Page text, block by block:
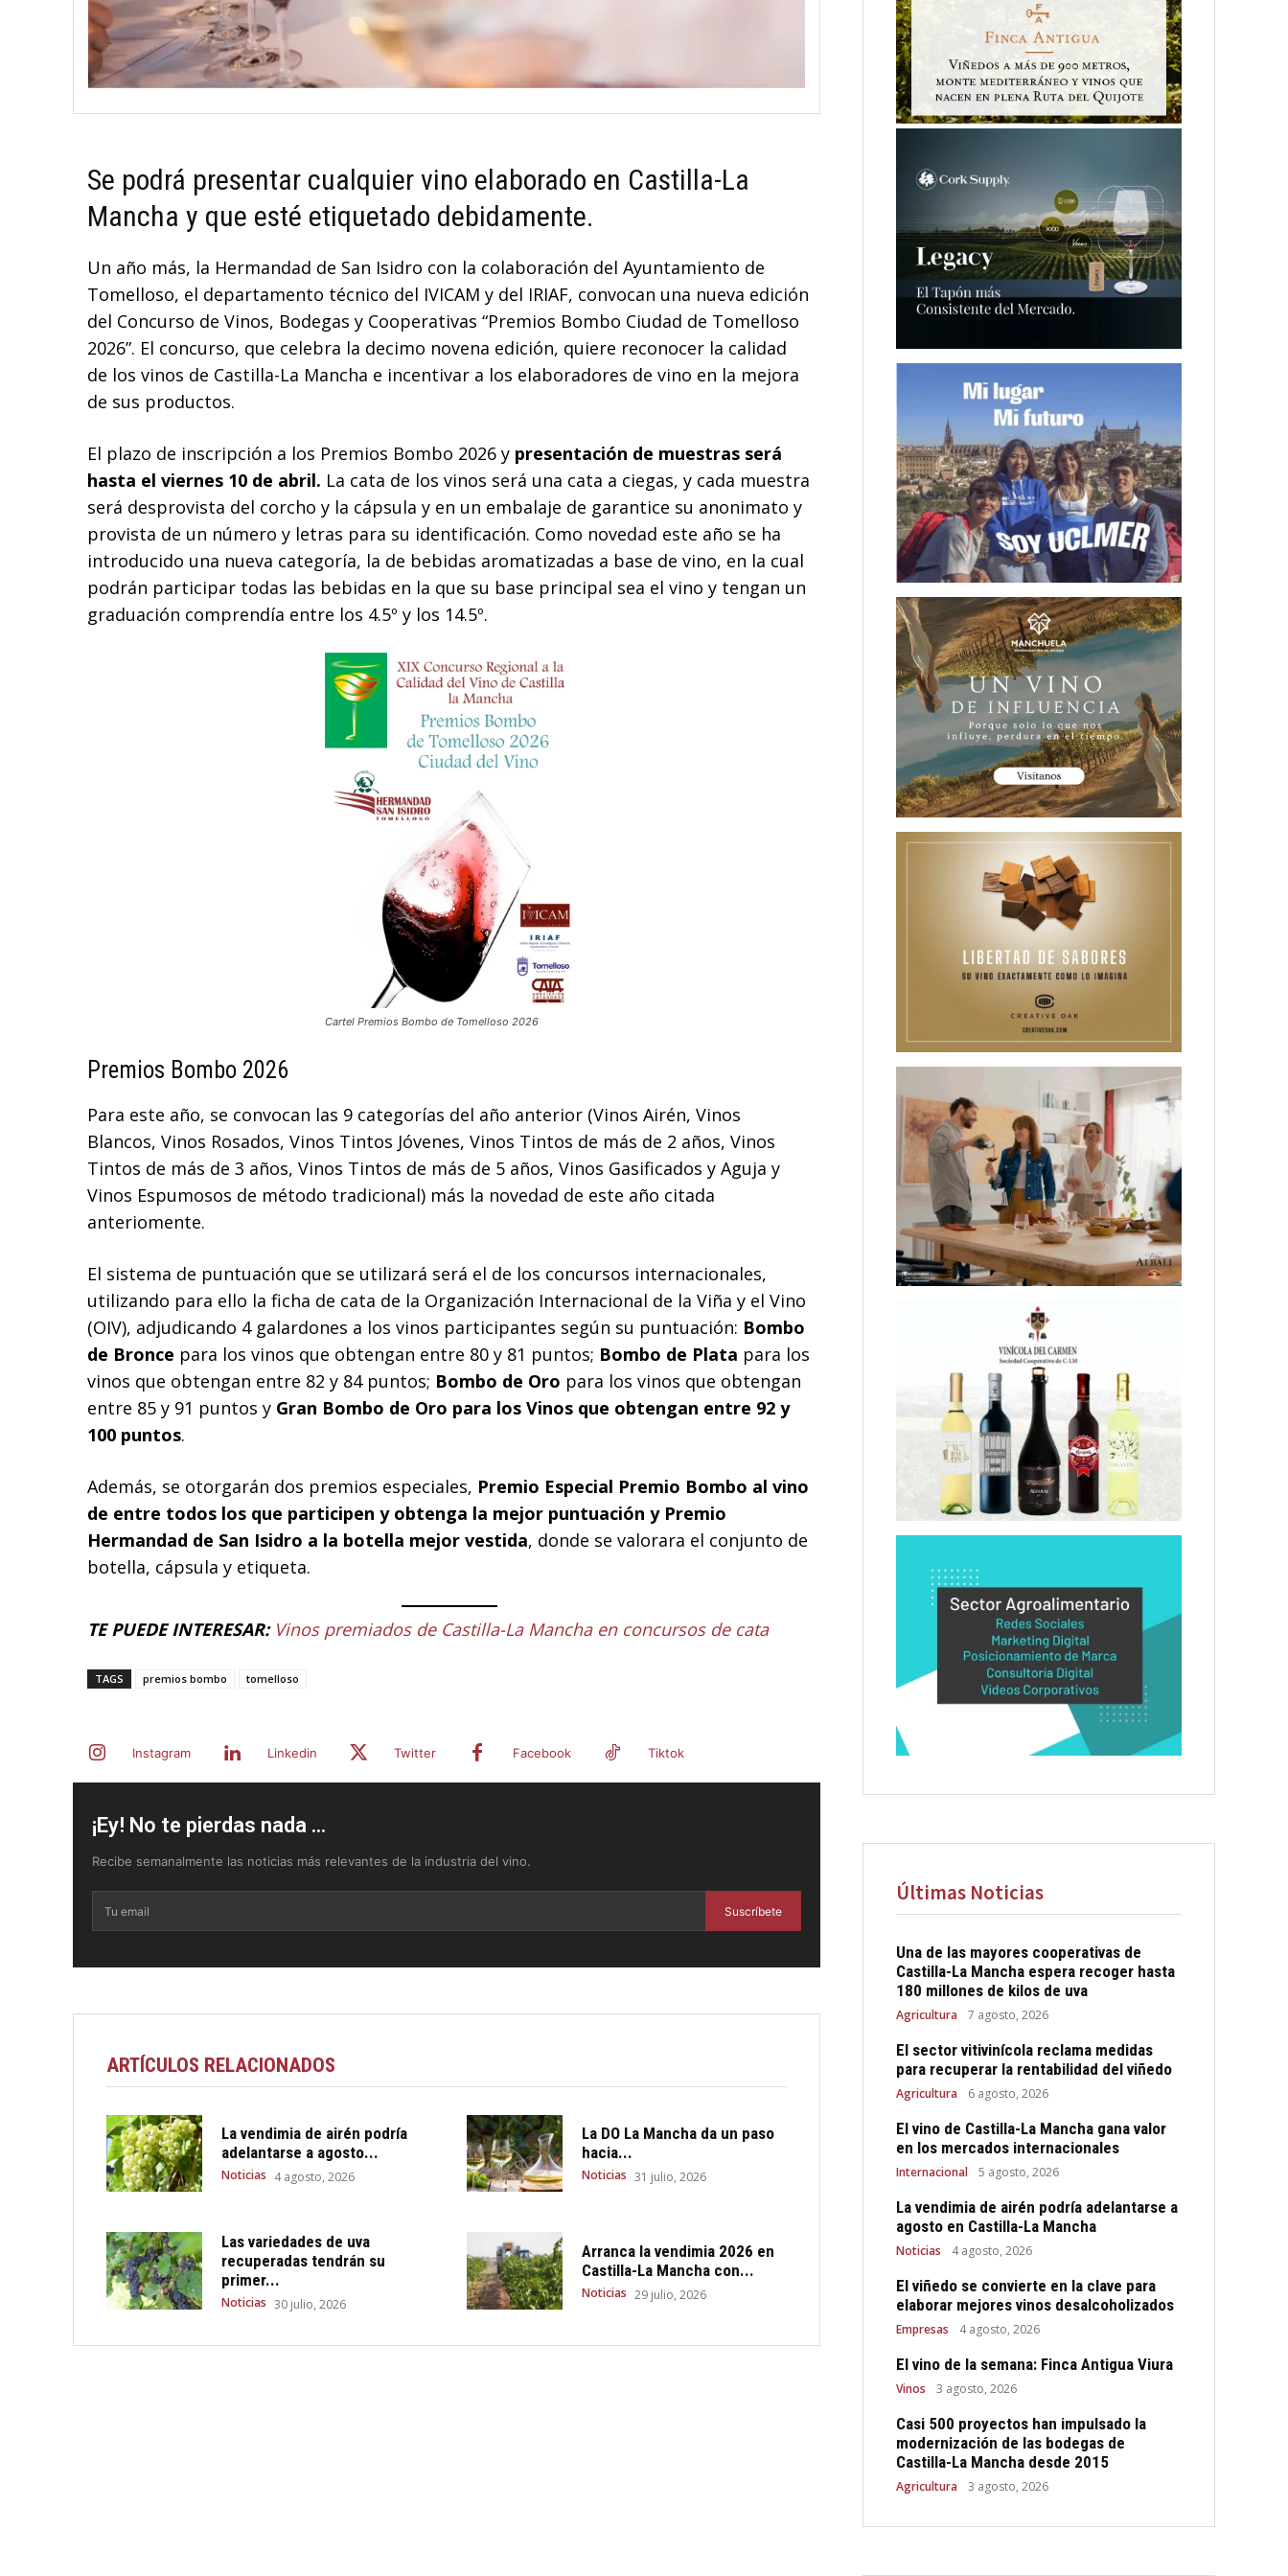
Se podrá presentar cualquier vino elaborado en Castilla-La
Mancha y que esté etiquetado debidamente.
Un año más, la Hermandad de San Isidro con la colaboración del Ayuntamiento de
Tomelloso, el departamento técnico del IVICAM y del IRIAF, convocan una nueva edición
del Concurso de Vinos, Bodegas y Cooperativas “Premios Bombo Ciudad de Tomelloso
2026”. El concurso, que celebra la decimo novena edición, quiere reconocer la calidad
de los vinos de Castilla-La Mancha e incentivar a los elaboradores de vino en la mejora
de sus productos.
El plazo de inscripción a los Premios Bombo 2026 y presentación de muestras será
hasta el viernes 10 de abril. La cata de los vinos será una cata a ciegas, y cada muestra
será desprovista del corcho y la cápsula y en un embalaje de garantice su anonimato y
provista de un número y letras para su identificación. Como novedad este año se ha
introducido una nueva categoría, la de bebidas aromatizadas a base de vino, en la cual
podrán participar todas las bebidas en la que su base principal sea el vino y tengan un
graduación comprendía entre los 4.5º y los 14.5º.
Cartel Premios Bombo de Tomelloso 2026
Premios Bombo 2026
Para este año, se convocan las 9 categorías del año anterior (Vinos Airén, Vinos
Blancos, Vinos Rosados, Vinos Tintos Jóvenes, Vinos Tintos de más de 2 años, Vinos
Tintos de más de 3 años, Vinos Tintos de más de 5 años, Vinos Gasificados y Aguja y
Vinos Espumosos de método tradicional) más la novedad de este año citada
anteriomente.
El sistema de puntuación que se utilizará será el de los concursos internacionales,
utilizando para ello la ficha de cata de la Organización Internacional de la Viña y el Vino
(OIV), adjudicando 4 galardones a los vinos participantes según su puntuación: Bombo
de Bronce para los vinos que obtengan entre 80 y 81 puntos; Bombo de Plata para los
vinos que obtengan entre 82 y 84 puntos; Bombo de Oro para los vinos que obtengan
entre 85 y 91 puntos y Gran Bombo de Oro para los Vinos que obtengan entre 92 y
100 puntos.
Además, se otorgarán dos premios especiales, Premio Especial Premio Bombo al vino
de entre todos los que participen y obtenga la mejor puntuación y Premio
Hermandad de San Isidro a la botella mejor vestida, donde se valorara el conjunto de
botella, cápsula y etiqueta.
TE PUEDE INTERESAR: Vinos premiados de Castilla-La Mancha en concursos de cata
TAGS premios bombo tomelloso
Instagram Linkedin Twitter Facebook Tiktok
¡Ey! No te pierdas nada ...
Recibe semanalmente las noticias más relevantes de la industria del vino.
Suscríbete
ARTÍCULOS RELACIONADOS
La vendimia de airén podría
adelantarse a agosto...
Noticias 4 agosto, 2026
La DO La Mancha da un paso
hacia...
Noticias 31 julio, 2026
Las variedades de uva
recuperadas tendrán su
primer...
Noticias 30 julio, 2026
Arranca la vendimia 2026 en
Castilla-La Mancha con...
Noticias 29 julio, 2026
Últimas Noticias
Una de las mayores cooperativas de
Castilla-La Mancha espera recoger hasta
180 millones de kilos de uva
Agricultura 7 agosto, 2026
El sector vitivinícola reclama medidas
para recuperar la rentabilidad del viñedo
Agricultura 6 agosto, 2026
El vino de Castilla-La Mancha gana valor
en los mercados internacionales
Internacional 5 agosto, 2026
La vendimia de airén podría adelantarse a
agosto en Castilla-La Mancha
Noticias 4 agosto, 2026
El viñedo se convierte en la clave para
elaborar mejores vinos desalcoholizados
Empresas 4 agosto, 2026
El vino de la semana: Finca Antigua Viura
Vinos 3 agosto, 2026
Casi 500 proyectos han impulsado la
modernización de las bodegas de
Castilla-La Mancha desde 2015
Agricultura 3 agosto, 2026